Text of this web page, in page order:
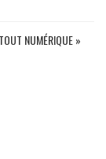
NUMÉRIQUE »